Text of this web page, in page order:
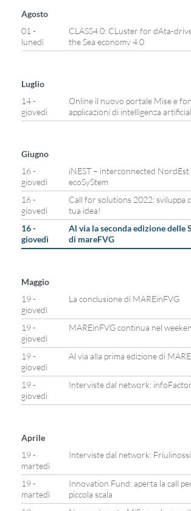
Agosto
01 -
lunedì
CLASS4.0: CLuster for dAta-
the Sea economy 4.0
Luglio
14 -
giovedì
Online il nuovo portale Mise e
applicazioni di intelligenza
Giugno
16 -
giovedì
iNEST – interconnected
ecoSyStem
16 -
giovedì
Call for solutions 2022: sviluppa
tua idea!
16 -
giovedì
Al via la seconda edizione delle
di mareFVG
Maggio
19 -
giovedì
La conclusione di MAREinFVG
19 -
giovedì
MAREinFVG continua nel
19 -
giovedì
Al via alla prima edizione di
19 -
giovedì
Interviste dal network:
Aprile
19 -
martedì
Interviste dal network:
19 -
martedì
Innovation Fund: aperta la call
piccola scala